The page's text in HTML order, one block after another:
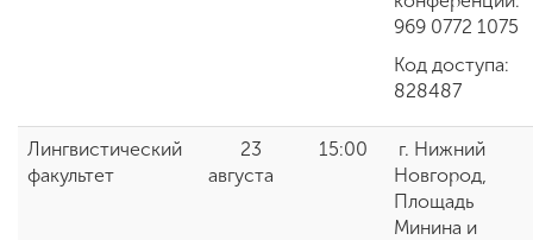
969 0772 1075
Код доступа:
828487
Лингвистический
факультет
23
августа
15:00
г. Нижний
Новгород,
Площадь
Минина и